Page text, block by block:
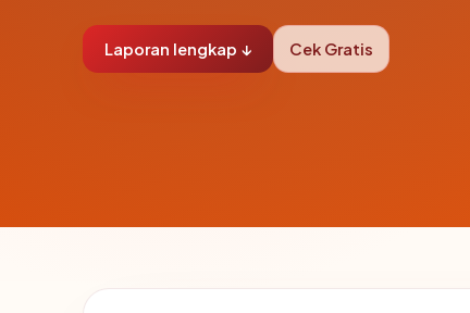
Laporan lengkap ↓ Cek Gratis